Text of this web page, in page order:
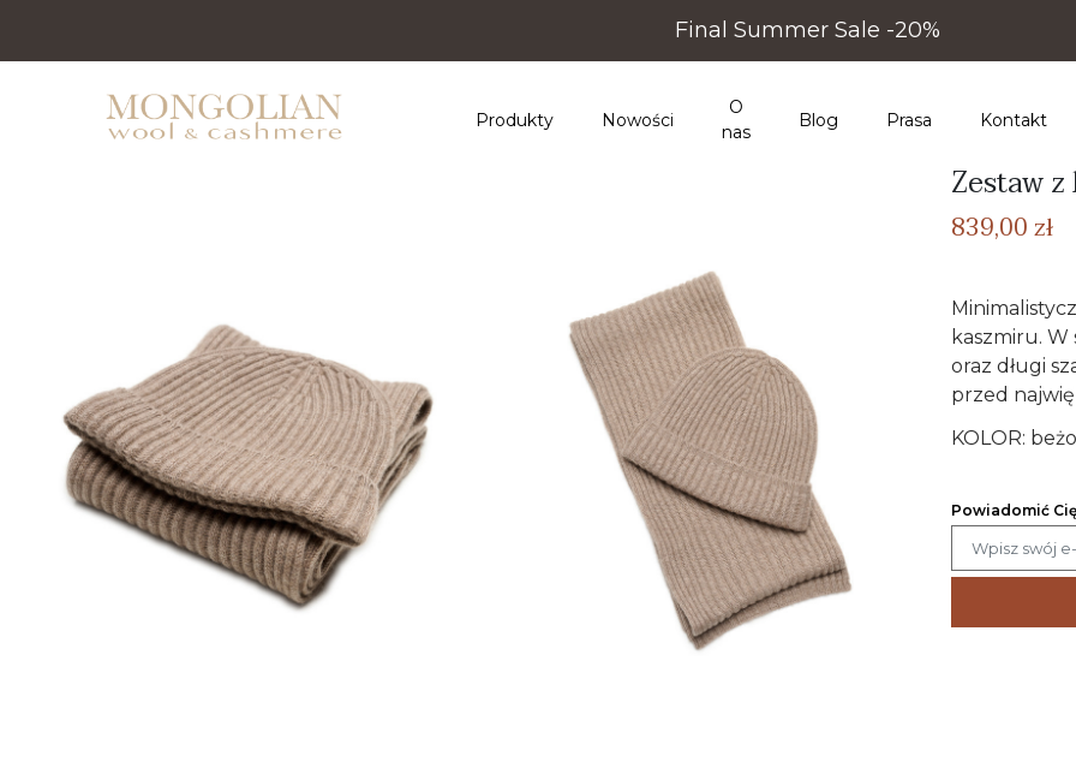
Final Summer Sale -20%
Produkty Nowości
O
nas
Blog Prasa Kontakt
Zestaw
839,00 zł
kaszmiru.
oraz długi
przed
KOLOR:
Powiadomić